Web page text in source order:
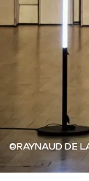
©RAYNAUD DE